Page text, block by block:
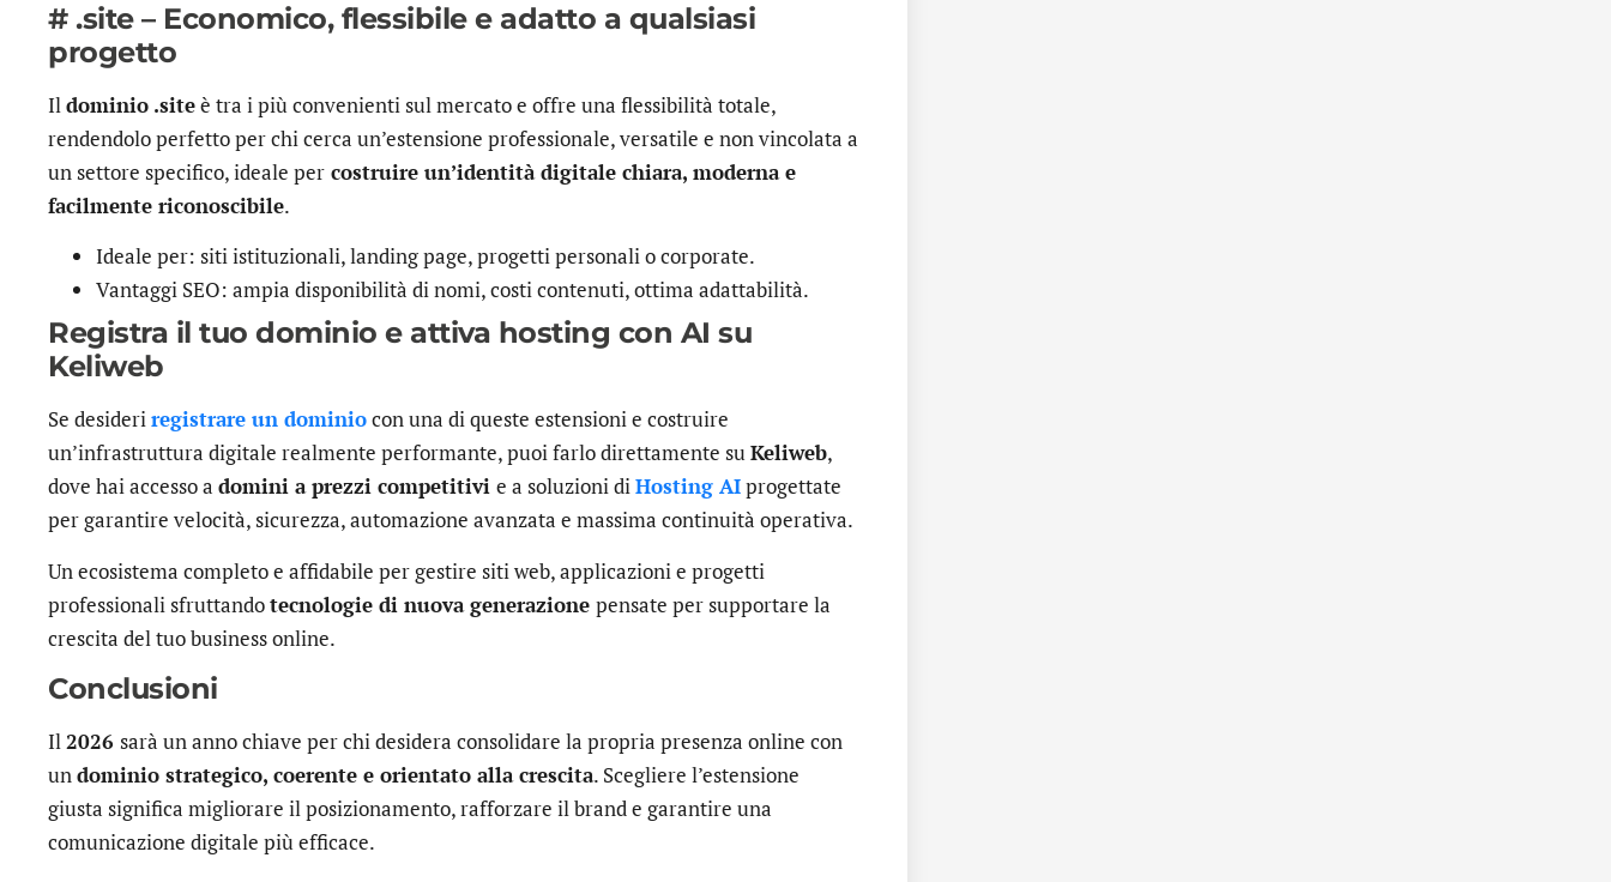
# .site – Economico, flessibile e adatto a qualsiasi
progetto
Ildominio .siteè tra i più convenienti sul mercato e offre una flessibilità totale,
rendendolo perfetto per chi cerca un’estensione professionale, versatile e non vincolata a
un settore specifico, ideale per costruire un’identità digitale chiara, moderna e
facilmente riconoscibile.
Ideale per: siti istituzionali, landing page, progetti personali o corporate.
Vantaggi SEO: ampia disponibilità di nomi, costi contenuti, ottima adattabilità.
Registra il tuo dominio e attiva hosting con AI su
Keliweb
Se desideriregistrare un dominiocon una di queste estensioni e costruire
un’infrastruttura digitale realmente performante, puoi farlo direttamente suKeliweb,
dove hai accesso a domini a prezzi competitivi e a soluzioni diHosting AIprogettate
per garantire velocità, sicurezza, automazione avanzata e massima continuità operativa.
Un ecosistema completo e affidabile per gestire siti web, applicazioni e progetti
professionali sfruttandotecnologie di nuova generazione pensate per supportare la
crescita del tuo business online.
Conclusioni
Il2026 sarà un anno chiave per chi desidera consolidare la propria presenza online con
undominio strategico, coerente e orientato alla crescita. Scegliere l’estensione
giusta significa migliorare il posizionamento, rafforzare il brand e garantire una
comunicazione digitale più efficace.